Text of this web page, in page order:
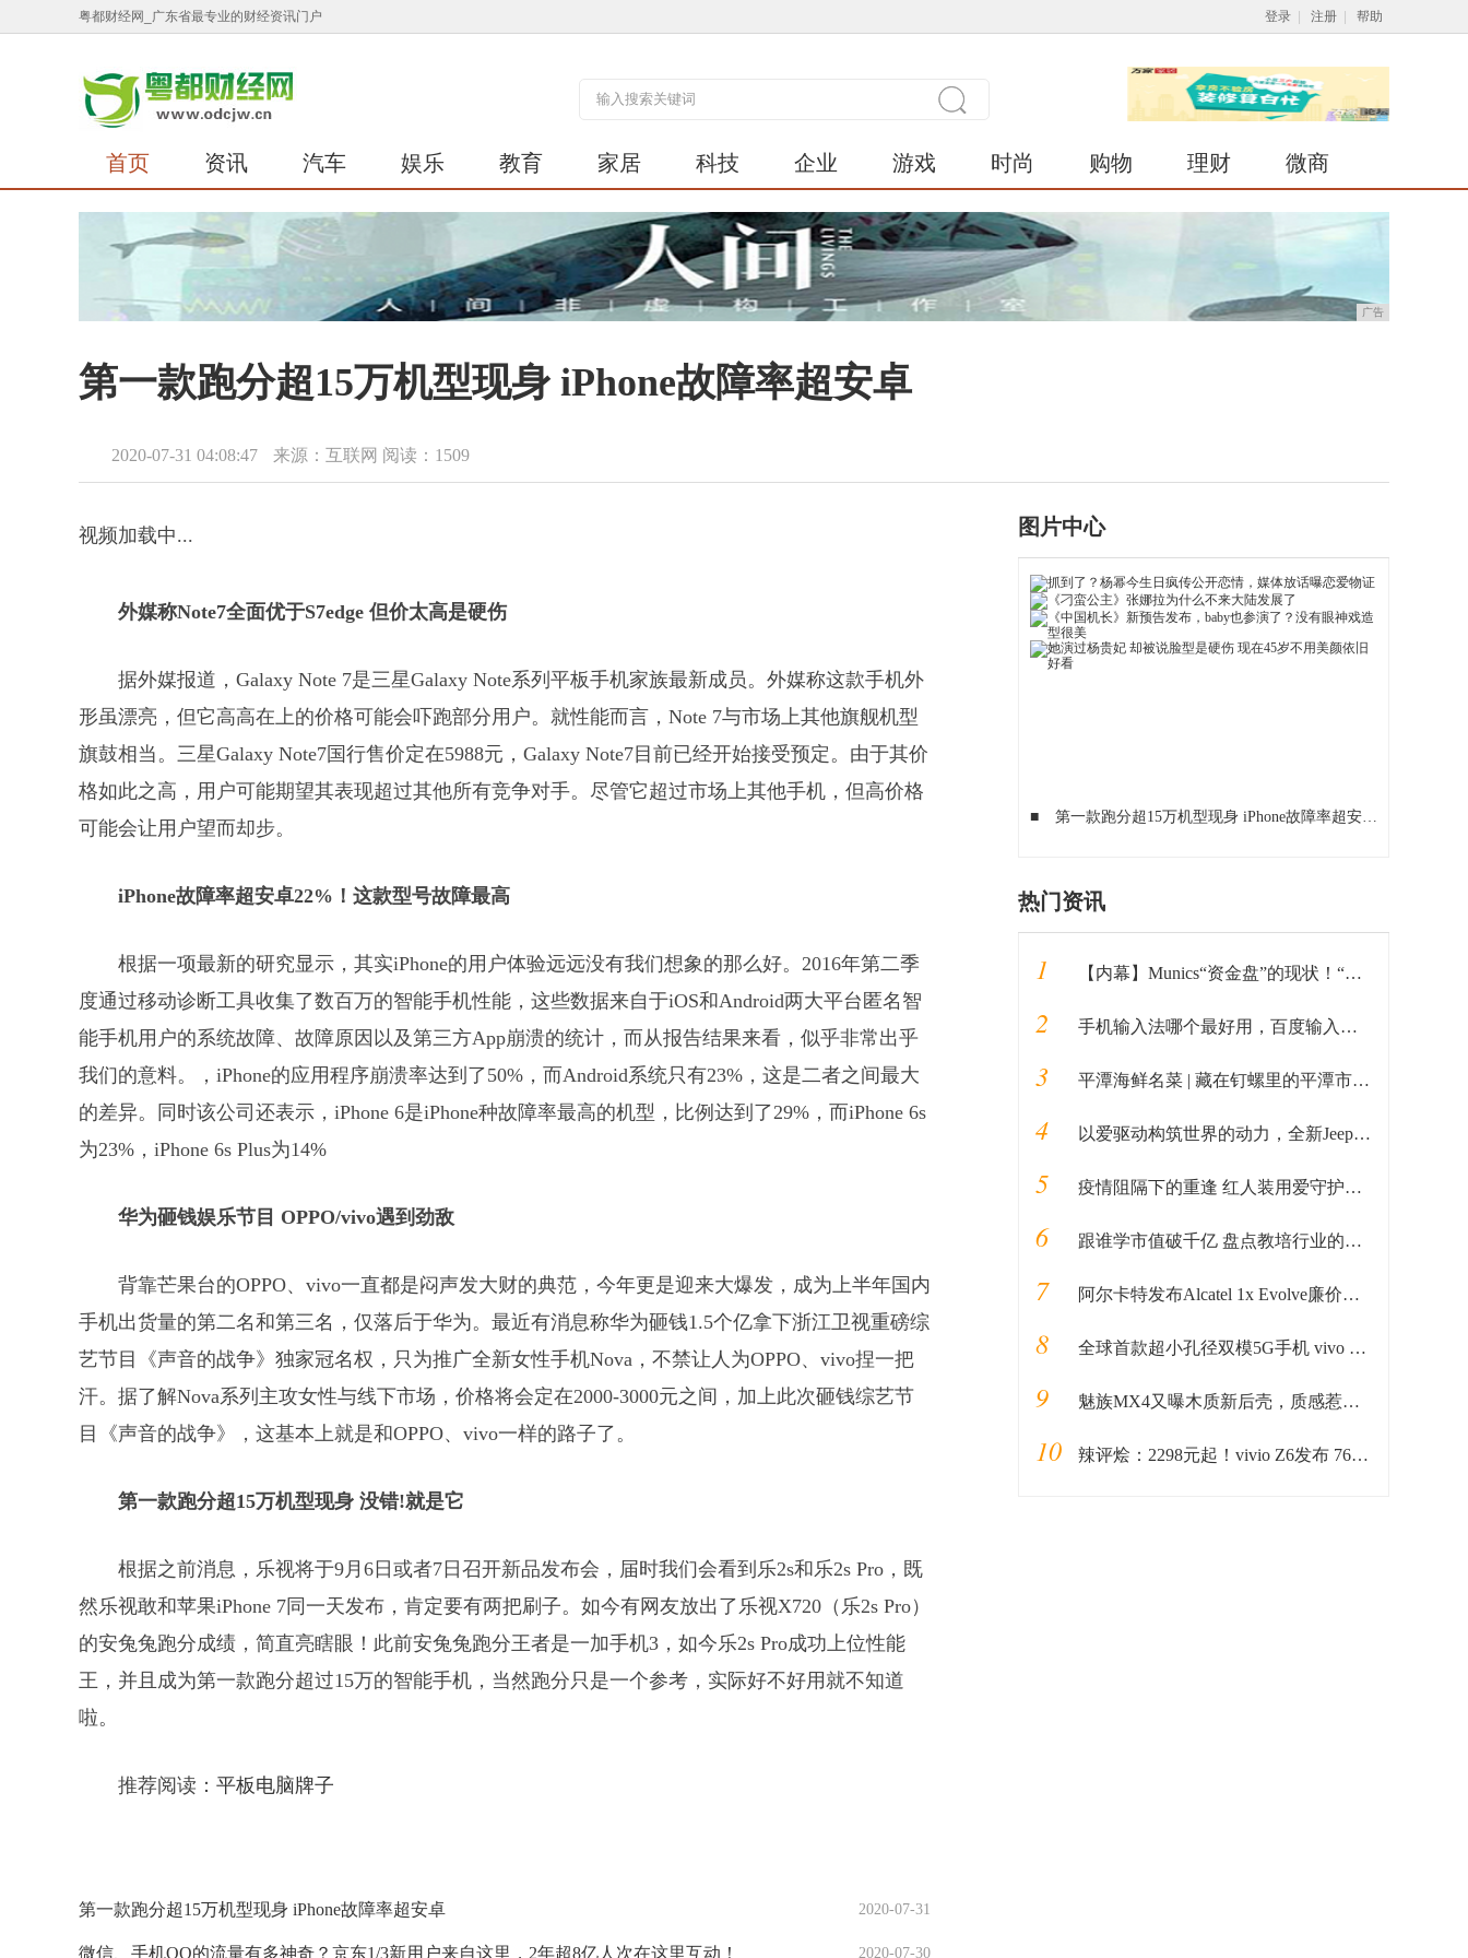
粤都财经网_广东省最专业的财经资讯门户 登录 注册 帮助
首页 资讯 汽车 娱乐 教育 家居 科技 企业 游戏 时尚 购物 理财 微商
广告
第一款跑分超15万机型现身 iPhone故障率超安卓
2020-07-31 04:08:47 来源：互联网 阅读：1509
视频加载中...
外媒称Note7全面优于S7edge 但价太高是硬伤
据外媒报道，Galaxy Note 7是三星Galaxy Note系列平板手机家族最新成员。外媒称这款手机外
形虽漂亮，但它高高在上的价格可能会吓跑部分用户。就性能而言，Note 7与市场上其他旗舰机型
旗鼓相当。三星Galaxy Note7国行售价定在5988元，Galaxy Note7目前已经开始接受预定。由于其价
格如此之高，用户可能期望其表现超过其他所有竞争对手。尽管它超过市场上其他手机，但高价格
可能会让用户望而却步。
iPhone故障率超安卓22%！这款型号故障最高
根据一项最新的研究显示，其实iPhone的用户体验远远没有我们想象的那么好。2016年第二季
度通过移动诊断工具收集了数百万的智能手机性能，这些数据来自于iOS和Android两大平台匿名智
能手机用户的系统故障、故障原因以及第三方App崩溃的统计，而从报告结果来看，似乎非常出乎
我们的意料。，iPhone的应用程序崩溃率达到了50%，而Android系统只有23%，这是二者之间最大
的差异。同时该公司还表示，iPhone 6是iPhone种故障率最高的机型，比例达到了29%，而iPhone 6s
为23%，iPhone 6s Plus为14%
华为砸钱娱乐节目 OPPO/vivo遇到劲敌
背靠芒果台的OPPO、vivo一直都是闷声发大财的典范，今年更是迎来大爆发，成为上半年国内
手机出货量的第二名和第三名，仅落后于华为。最近有消息称华为砸钱1.5个亿拿下浙江卫视重磅综
艺节目《声音的战争》独家冠名权，只为推广全新女性手机Nova，不禁让人为OPPO、vivo捏一把
汗。据了解Nova系列主攻女性与线下市场，价格将会定在2000-3000元之间，加上此次砸钱综艺节
目《声音的战争》，这基本上就是和OPPO、vivo一样的路子了。
第一款跑分超15万机型现身 没错!就是它
根据之前消息，乐视将于9月6日或者7日召开新品发布会，届时我们会看到乐2s和乐2s Pro，既
然乐视敢和苹果iPhone 7同一天发布，肯定要有两把刷子。如今有网友放出了乐视X720（乐2s Pro）
的安兔兔跑分成绩，简直亮瞎眼！此前安兔兔跑分王者是一加手机3，如今乐2s Pro成功上位性能
王，并且成为第一款跑分超过15万的智能手机，当然跑分只是一个参考，实际好不好用就不知道
啦。
推荐阅读： 平板电脑牌子
2020-07-31
第一款跑分超15万机型现身 iPhone故障率超安卓
2020-07-30
微信、手机QQ的流量有多神奇？京东1/3新用户来自这里，2年超8亿人次在这里互动！
图片中心
■ 第一款跑分超15万机型现身 iPhone故障率超安卓
热门资讯
1 【内幕】Munics“资金盘”的现状！“韭菜们”坐稳了
2 手机输入法哪个最好用，百度输入法给你最好用的输入法全新体验
3 平潭海鲜名菜 | 藏在钉螺里的平潭市井味道
4 以爱驱动构筑世界的动力，全新Jeep+大指挥官挥洒上市
5 疫情阻隔下的重逢 红人装用爱守护承诺——红人装敬老院公益特别活动
6 跟谁学市值破千亿 盘点教培行业的三次浪潮
7 阿尔卡特发布Alcatel 1x Evolve廉价Android手机
8 全球首款超小孔径双模5G手机 vivo X30外观揭晓
9 魅族MX4又曝木质新后壳，质感惹人眼球
10 辣评烩：2298元起！vivio Z6发布 765G+5000mAh+4800万四摄